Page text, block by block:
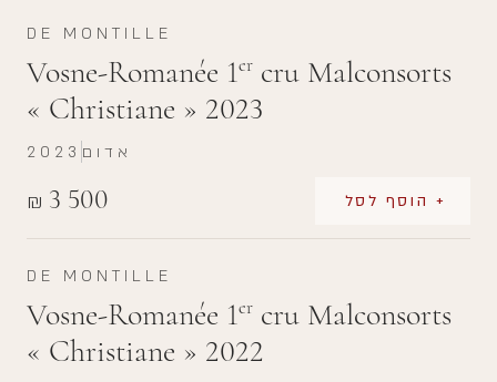
DE MONTILLE
Vosne-Romanée 1er cru Malconsorts
« Christiane » 2023
₪ 3 500 + הוסף לסל
2023 אדום
DE MONTILLE
Vosne-Romanée 1er cru Malconsorts
« Christiane » 2022